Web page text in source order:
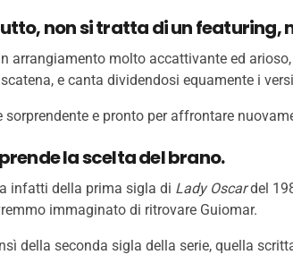
non si tratta di un featuring,
arrangiamento molto accattivante ed
e canta dividendosi equamente i
sorprendente e pronto per affrontare
la scelta del brano.
infatti della prima sigla di Lady Oscardel
immaginato di ritrovare Guiomar.
della seconda sigla della serie, quella